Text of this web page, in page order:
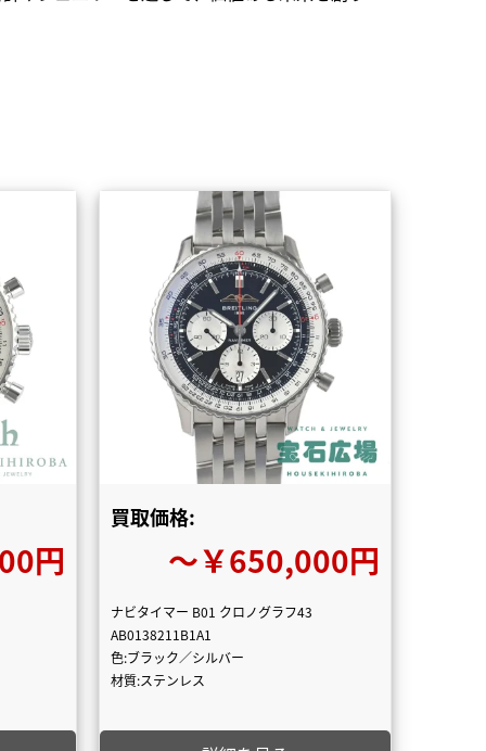
円
買取価格:
〜￥650,000円
ナビタイマー B01 クロノグラフ43
AB0138211B1A1
色:ブラック／シルバー
材質:ステンレス